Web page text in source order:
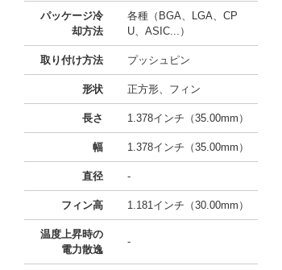
パッケージ冷
却方法
各種（BGA、LGA、CP
U、ASIC...）
取り付け方法 プッシュピン
形状 正方形、フィン
長さ 1.378インチ（35.00mm）
幅 1.378インチ（35.00mm）
直径 -
フィン高 1.181インチ（30.00mm）
温度上昇時の
電力散逸
-